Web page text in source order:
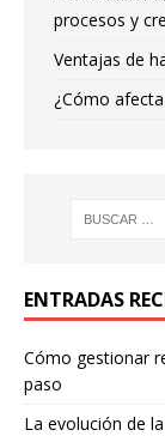
procesos y
Ventajas de
¿Cómo
ENTRADAS
Cómo gestionar
paso
La evolución de